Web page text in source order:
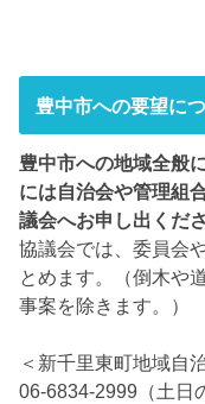
豊中市への要望に
豊中市への地域全般
には自治会や管理組
議会へお申し出くださ
協議会では、委員会
とめます。（倒木や
事案を除きます。）
＜新千里東町地域自
06-6834-2999（土日